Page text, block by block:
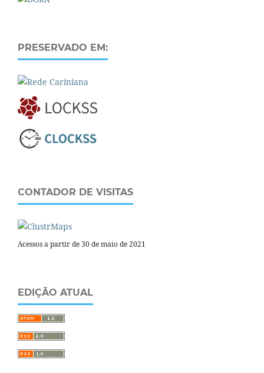
PRESERVADO EM:
CONTADOR DE VISITAS
Acessos a partir de 30 de maio de 2021
EDIÇÃO ATUAL